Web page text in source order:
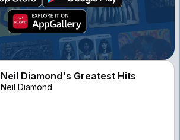
Neil Diamond's Greatest Hits
Neil Diamond